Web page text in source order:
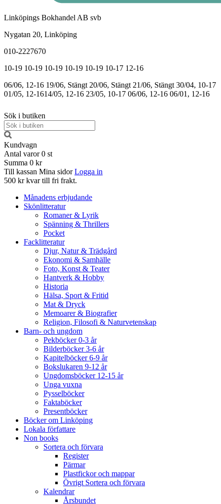
Linköpings Bokhandel AB svb
Nygatan 20, Linköping
010-2227670
10-19 10-19 10-19 10-19 10-19 10-17 12-16
06/06, 12-16 19/06, Stängt 20/06, Stängt 21/06, Stängt 30/04, 10-17
01/05, 12-1614/05, 12-16 23/05, 10-17 06/06, 12-16 06/01, 12-16
Sök i butiken
Kundvagn
Antal varor 0 st
Summa 0 kr
Till kassan Mina sidor Logga in
500 kr kvar till fri frakt.
Månadens erbjudande
Skönlitteratur
Romaner & Lyrik
Spänning & Thrillers
Pocket
Facklitteratur
Djur, Natur & Trädgård
Ekonomi & Samhälle
Foto, Konst & Teater
Hantverk & Hobby
Historia
Hälsa, Sport & Fritid
Mat & Dryck
Memoarer & Biografier
Religion, Filosofi & Naturvetenskap
Barn- och ungdom
Pekböcker 0-3 år
Bilderböcker 3-6 år
Kapitelböcker 6-9 år
Bokslukaren 9-12 år
Ungdomsböcker 12-15 år
Unga vuxna
Pysselböcker
Faktaböcker
Presentböcker
Böcker om Linköping
Lokala författare
Non books
Sortera och förvara
Register
Pärmar
Plastfickor och mappar
Övrigt Sortera och förvara
Kalendrar
Årsbundet